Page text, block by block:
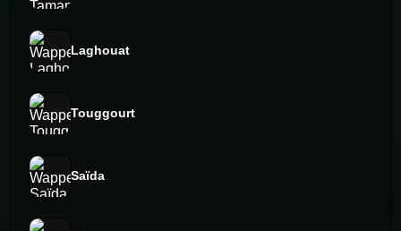
Laghouat
Touggourt
Saïda